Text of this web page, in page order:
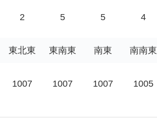
2 5 5 4
東北東 東南東 南東 南南東
1007 1007 1007 1005